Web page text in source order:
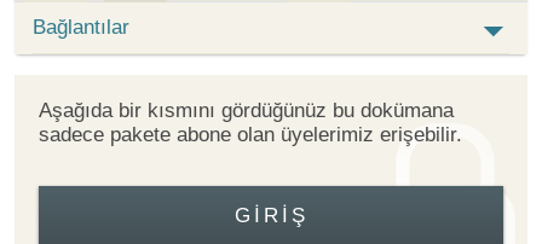
Bağlantılar
Aşağıda bir kısmını gördüğünüz bu dokümana
sadece pakete abone olan üyelerimiz erişebilir.
GIRIŞ